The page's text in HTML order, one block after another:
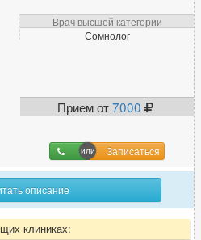
Врач высшей категории
Сомнолог
Прием от7000
Записаться
описание
клиниках: